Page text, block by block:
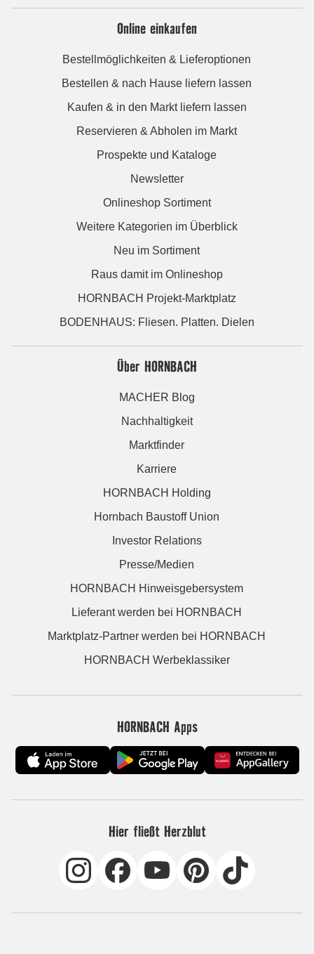
Online einkaufen
Bestellmöglichkeiten & Lieferoptionen
Bestellen & nach Hause liefern lassen
Kaufen & in den Markt liefern lassen
Reservieren & Abholen im Markt
Prospekte und Kataloge
Newsletter
Onlineshop Sortiment
Weitere Kategorien im Überblick
Neu im Sortiment
Raus damit im Onlineshop
HORNBACH Projekt-Marktplatz
BODENHAUS: Fliesen. Platten. Dielen
Über HORNBACH
MACHER Blog
Nachhaltigkeit
Marktfinder
Karriere
HORNBACH Holding
Hornbach Baustoff Union
Investor Relations
Presse/Medien
HORNBACH Hinweisgebersystem
Lieferant werden bei HORNBACH
Marktplatz-Partner werden bei HORNBACH
HORNBACH Werbeklassiker
HORNBACH Apps
Hier fließt Herzblut